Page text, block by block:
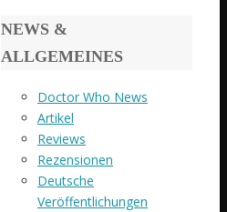
NEWS &
ALLGEMEINES
Doctor Who News
Artikel
Reviews
Rezensionen
Deutsche
Veröffentlichungen